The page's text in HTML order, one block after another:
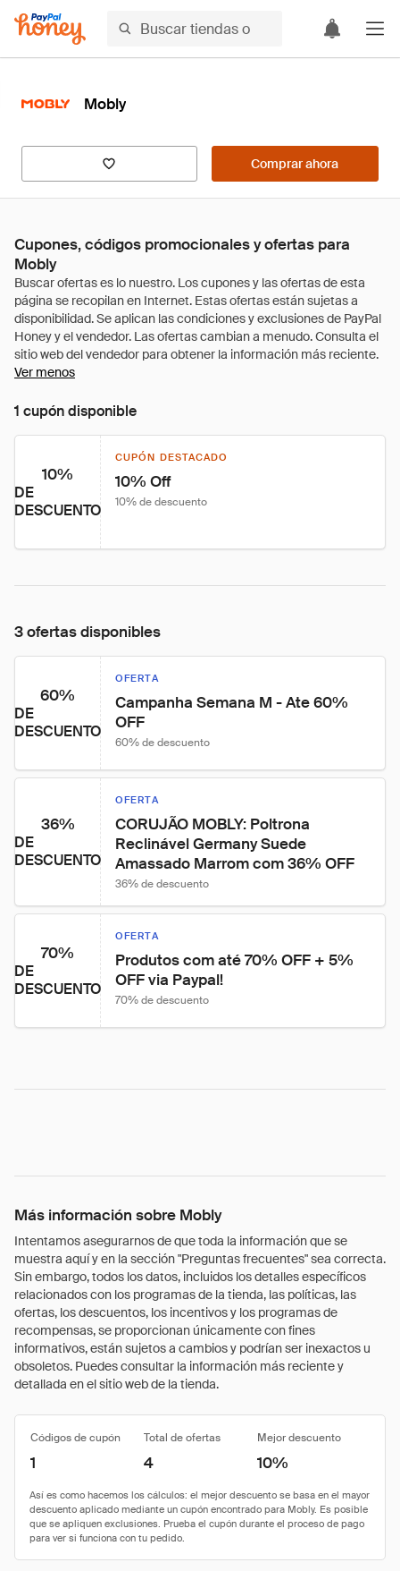
Mobly
Comprar ahora
Cupones, códigos promocionales y ofertas para
Mobly
Ver menos
1 cupón disponible
10%
DE
DESCUENTO
CUPÓN DESTACADO
10% Off
10% de descuento
3 ofertas disponibles
60%
DE
DESCUENTO
OFERTA
Campanha Semana M - Ate 60%
OFF
60% de descuento
36%
DE
DESCUENTO
OFERTA
CORUJÃO MOBLY: Poltrona
Reclinável Germany Suede
Amassado Marrom com 36% OFF
36% de descuento
70%
DE
DESCUENTO
OFERTA
Produtos com até 70% OFF + 5%
OFF via Paypal!
70% de descuento
Más información sobre Mobly
Intentamos asegurarnos de que toda la información que se
muestra aquí y en la sección "Preguntas frecuentes" sea correcta.
Sin embargo, todos los datos, incluidos los detalles específicos
relacionados con los programas de la tienda, las políticas, las
ofertas, los descuentos, los incentivos y los programas de
recompensas, se proporcionan únicamente con fines
informativos, están sujetos a cambios y podrían ser inexactos u
obsoletos. Puedes consultar la información más reciente y
detallada en el sitio web de la tienda.
Códigos de cupón Total de ofertas Mejor descuento
1 4 10%